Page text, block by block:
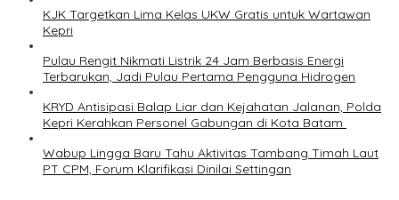
KJK Targetkan Lima Kelas UKW Gratis untuk Wartawan
Kepri
Pulau Rengit Nikmati Listrik 24 Jam Berbasis Energi
Terbarukan, Jadi Pulau Pertama Pengguna Hidrogen
KRYD Antisipasi Balap Liar dan Kejahatan Jalanan, Polda
Kepri Kerahkan Personel Gabungan di Kota Batam ‎
Wabup Lingga Baru Tahu Aktivitas Tambang Timah Laut
PT CPM, Forum Klarifikasi Dinilai Settingan